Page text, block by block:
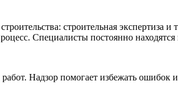
строительная экспертиза
Специалисты постоянно находятся
Надзор помогает избежать